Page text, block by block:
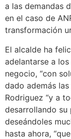
a las demandas
en el caso de
transformación
El alcalde ha
adelantarse a
negocio, “con
dado además
Rodriguez “y a
desarrollando su
deseándoles
hasta ahora,